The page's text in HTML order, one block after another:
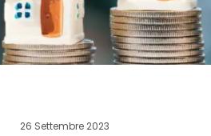
26 Settembre 2023